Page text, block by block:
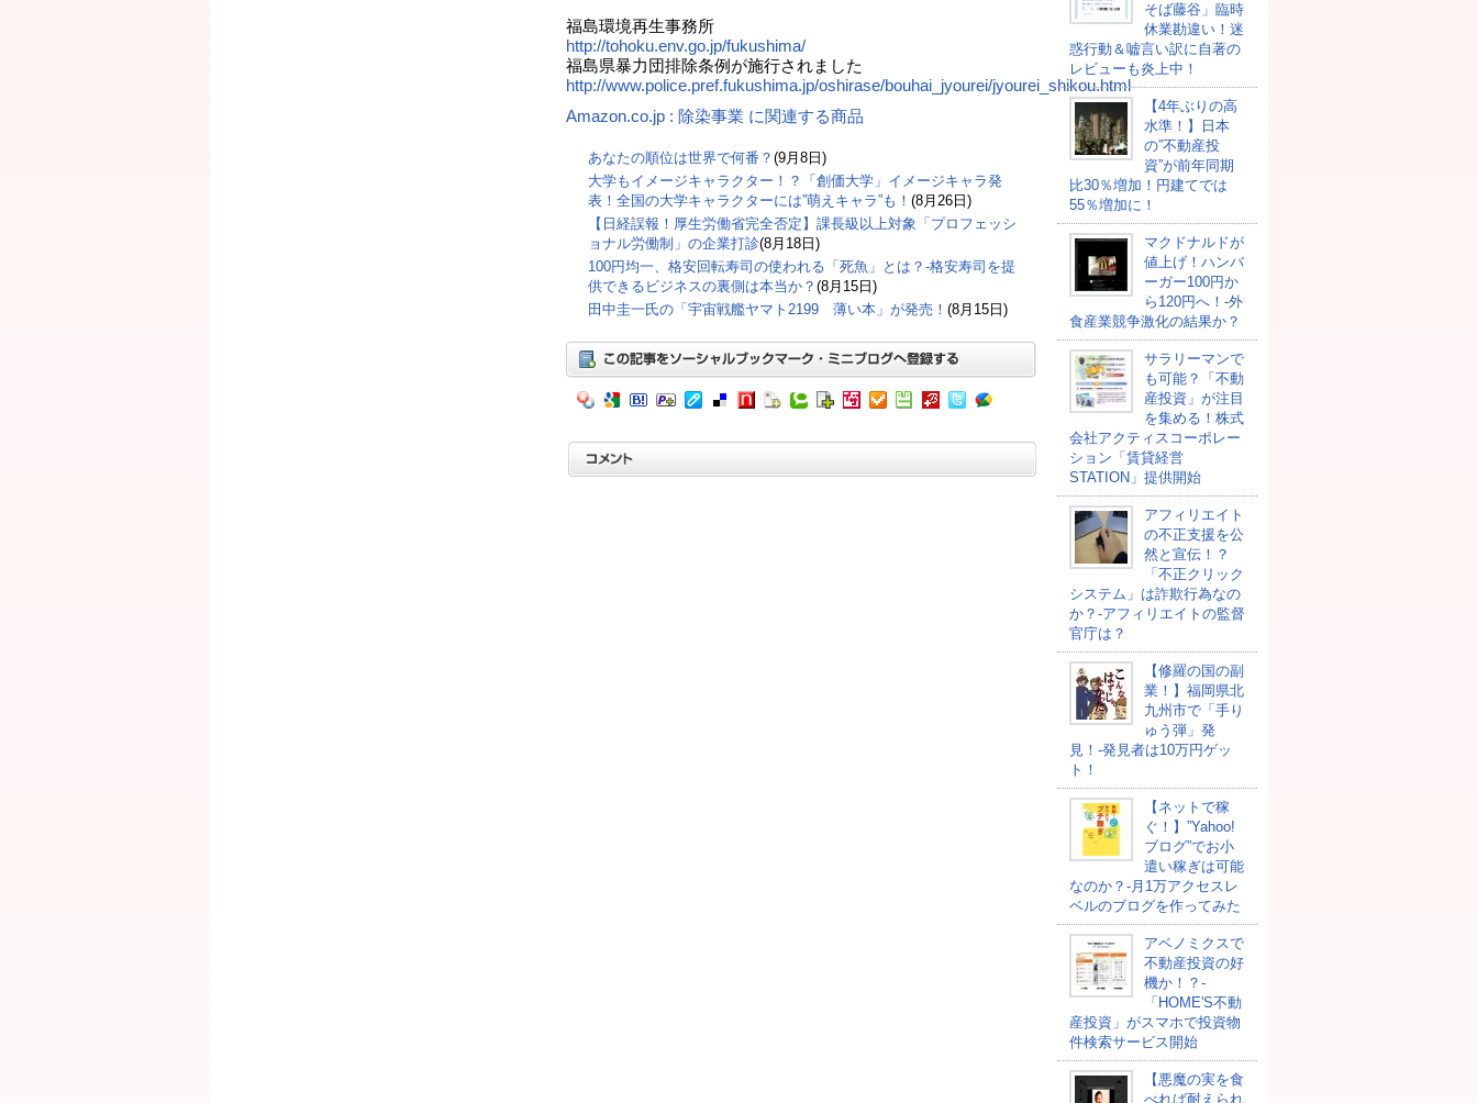
福島環境再生事務所
http://tohoku.env.go.jp/fukushima/
福島県暴力団排除条例が施行されました
http://www.police.pref.fukushima.jp/oshirase/bouhai_jyourei/jyourei_shikou.html
Amazon.co.jp : 除染事業 に関連する商品
あなたの順位は世界で何番？ (9月8日)
大学もイメージキャラクター！？「創価大学」イメージキャラ発
表！全国の大学キャラクターには”萌えキャラ”も！ (8月26日)
【日経誤報！厚生労働省完全否定】課長級以上対象「プロフェッシ
ョナル労働制」の企業打診(8月18日)
100円均一、格安回転寿司の使われる「死魚」とは？-格安寿司を提
供できるビジネスの裏側は本当か？ (8月15日)
田中圭一氏の「宇宙戦艦ヤマト2199 薄い本」が発売！ (8月15日)
そば藤谷」臨時
休業勘違い！迷
惑行動＆嘘言い訳に自著の
レビューも炎上中！
【4年ぶりの高
水準！】日本
の”不動産投
資”が前年同期
比30％増加！円建てでは
55％増加に！
マクドナルドが
値上げ！ハンバ
ーガー100円か
ら120円へ！-外
食産業競争激化の結果か？
サラリーマンで
も可能？「不動
産投資」が注目
を集める！株式
会社アクティスコーポレー
ション「賃貸経営
STATION」提供開始
アフィリエイト
の不正支援を公
然と宣伝！？
「不正クリック
システム」は詐欺行為なの
か？-アフィリエイトの監督
官庁は？
【修羅の国の副
業！】福岡県北
九州市で「手り
ゅう弾」発
見！-発見者は10万円ゲッ
ト！
【ネットで稼
ぐ！】”Yahoo!
ブログ”でお小
遣い稼ぎは可能
なのか？-月1万アクセスレ
ベルのブログを作ってみた
アベノミクスで
不動産投資の好
機か！？-
「HOME'S不動
産投資」がスマホで投資物
件検索サービス開始
【悪魔の実を食
べれば耐えられ